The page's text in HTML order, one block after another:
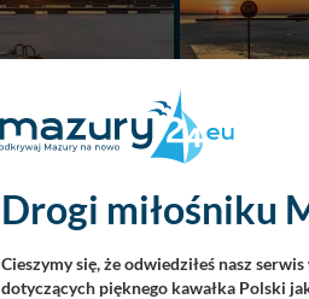
Drogi miłośniku
Cieszymy się, że odwiedziłeś nasz
dotyczących pięknego kawałka Polski